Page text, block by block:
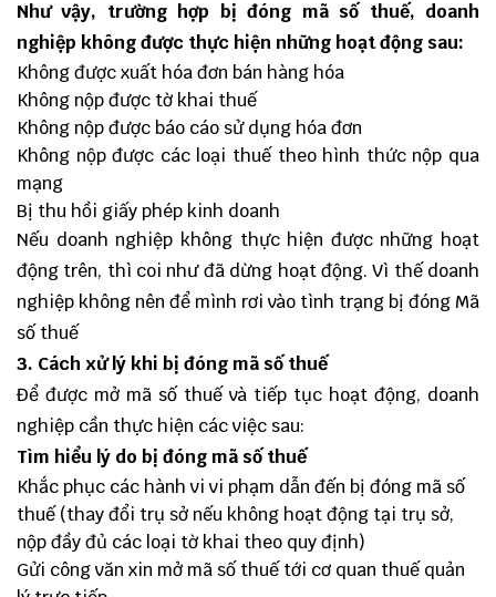
Như vậy, trường hợp bị đóng mã số thuế, doanh
nghiệp không được thực hiện những hoạt động sau:
Không được xuất hóa đơn bán hàng hóa
Không nộp được tờ khai thuế
Không nộp được báo cáo sử dụng hóa đơn
Không nộp được các loại thuế theo hình thức nộp qua
mạng
Bị thu hồi giấy phép kinh doanh
Nếu doanh nghiệp không thực hiện được những hoạt
động trên, thì coi như đã dừng hoạt động. Vì thế doanh
nghiệp không nên để mình rơi vào tình trạng bị đóng Mã
số thuế
3. Cách xử lý khi bị đóng mã số thuế
Để được mở mã số thuế và tiếp tục hoạt động, doanh
nghiệp cần thực hiện các việc sau:
Tìm hiểu lý do bị đóng mã số thuế
Khắc phục các hành vi vi phạm dẫn đến bị đóng mã số
thuế (thay đổi trụ sở nếu không hoạt động tại trụ sở,
nộp đầy đủ các loại tờ khai theo quy định)
Gửi công văn xin mở mã số thuế tới cơ quan thuế quản